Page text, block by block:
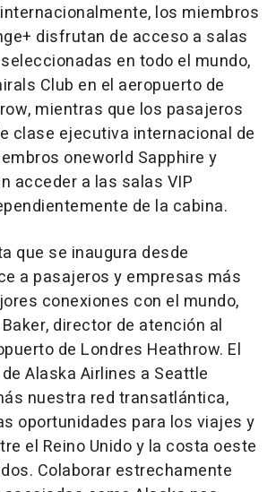
los miembros
disfrutan de acceso a salas
en todo el mundo,
Club en el aeropuerto de
mientras que los pasajeros
clase ejecutiva internacional de
oneworld Sapphire y
acceder a las salas VIP
de la cabina.
que se inaugura desde
a pasajeros y empresas más
conexiones con el mundo,
director de atención al
de Londres Heathrow. El
Alaska Airlines a Seattle
nuestra red transatlántica,
oportunidades para los viajes y
el Reino Unido y la costa oeste
Colaborar estrechamente